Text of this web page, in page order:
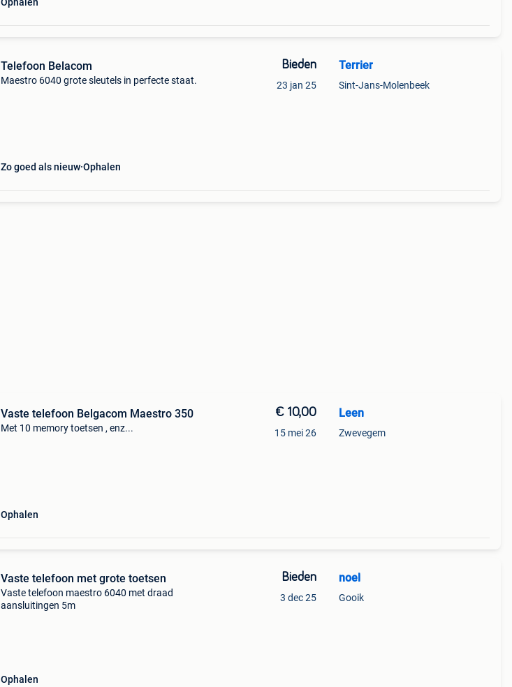
Telefoon Belacom
Maestro 6040 grote sleutels in perfecte staat.
Zo goed als nieuw Ophalen
Bieden
23 jan 25
Terrier
Sint-Jans-Molenbeek
Vaste telefoon Belgacom Maestro 350
Met 10 memory toetsen , enz...
Ophalen
€ 10,00
15 mei 26
Leen
Zwevegem
Vaste telefoon met grote toetsen
Vaste telefoon maestro 6040 met draad
aansluitingen 5m
Ophalen
Bieden
3 dec 25
noel
Gooik